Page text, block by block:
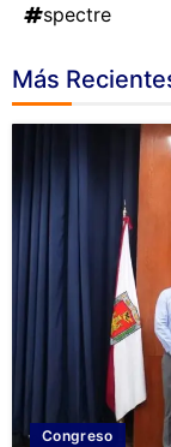
spectre
Más
Congreso